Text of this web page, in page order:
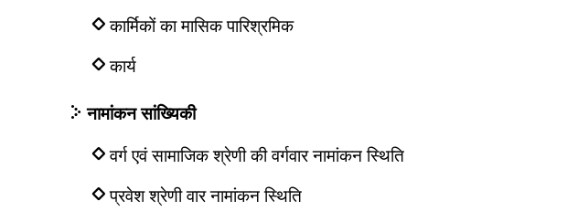
कार्मिकों का मासिक पारिश्रमिक
कार्य
नामांकन सांख्यिकी
वर्ग एवं सामाजिक श्रेणी की वर्गवार नामांकन स्थिति
प्रवेश श्रेणी वार नामांकन स्थिति